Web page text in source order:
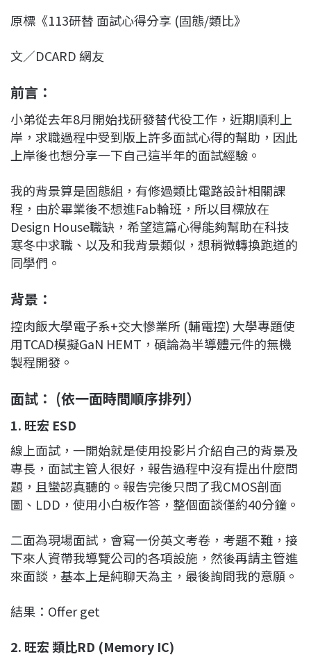
c
b
o
k
n
r
a
n
n
p
k
原標《113研替 面試心得分享 (固態/類比》
文／DCARD 網友
前言：
小弟從去年8月開始找研發替代役工作，近期順利上
岸，求職過程中受到版上許多面試心得的幫助，因此
上岸後也想分享一下自己這半年的面試經驗。
我的背景算是固態組，有修過類比電路設計相關課
程，由於畢業後不想進Fab輪班，所以目標放在
Design House職缺，希望這篇心得能夠幫助在科技
寒冬中求職、以及和我背景類似，想稍微轉換跑道的
同學們。
背景：
控肉飯大學電子系+交大慘業所 (輔電控) 大學專題使
用TCAD模擬GaN HEMT，碩論為半導體元件的無機
製程開發。
面試： (依一面時間順序排列）
1. 旺宏 ESD
線上面試，一開始就是使用投影片介紹自己的背景及
專長，面試主管人很好，報告過程中沒有提出什麼問
題，且蠻認真聽的。報告完後只問了我CMOS剖面
圖、LDD，使用小白板作答，整個面談僅約40分鐘。
二面為現場面試，會寫一份英文考卷，考題不難，接
下來人資帶我導覽公司的各項設施，然後再請主管進
來面談，基本上是純聊天為主，最後詢問我的意願。
結果：Offer get
2. 旺宏 類比RD (Memory IC)